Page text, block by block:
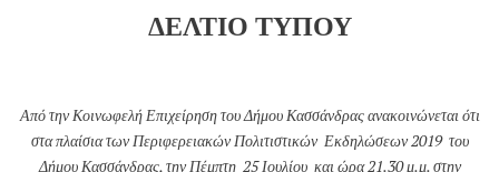
ΔΕΛΤΙΟ ΤΥΠΟΥ
Από την Κοινωφελή Επιχείρηση του Δήμου Κασσάνδρας ανακοινώνεται ότι
στα πλαίσια των Περιφερειακών Πολιτιστικών Εκδηλώσεων 2019 του
Δήμου Κασσάνδρας,την Πέμπτη 25 Ιουλίου και ώρα 21.30 μ.μ. στην